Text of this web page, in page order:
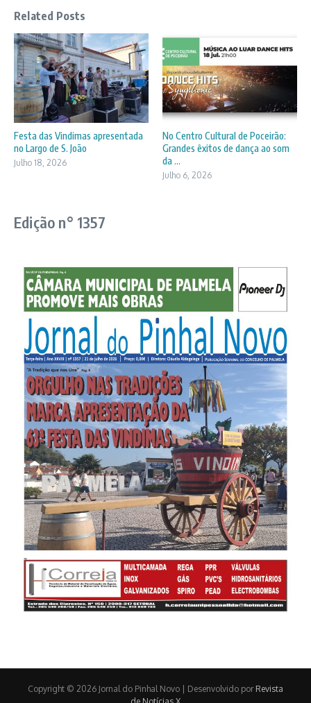
Related Posts
Festa das Vindimas apresentada
no Largo de S. João
Julho 18, 2026
No Centro Cultural de Poceirão:
Grandes êxitos de dança ao som
da ...
Julho 6, 2026
Edição n° 1357
Copyright © 2026 Jornal do Pinhal Novo | Desenvolvido por Revista